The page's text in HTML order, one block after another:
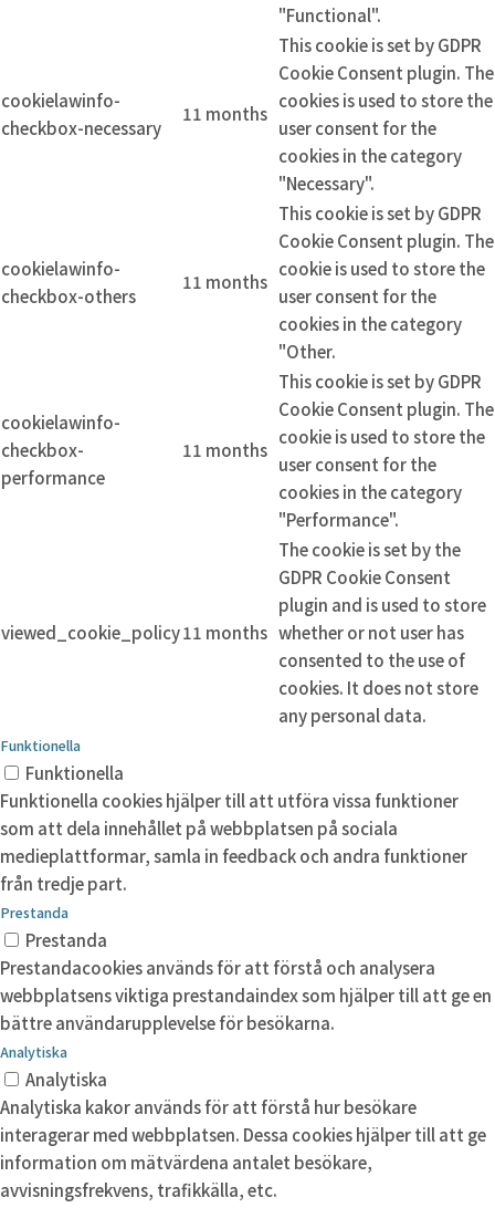
"Functional".
cookielawinfo-
checkbox-necessary
11 months
This cookie is set by GDPR
Cookie Consent plugin. The
cookies is used to store the
user consent for the
cookies in the category
"Necessary".
cookielawinfo-
checkbox-others
11 months
This cookie is set by GDPR
Cookie Consent plugin. The
cookie is used to store the
user consent for the
cookies in the category
"Other.
cookielawinfo-
checkbox-
performance
11 months
This cookie is set by GDPR
Cookie Consent plugin. The
cookie is used to store the
user consent for the
cookies in the category
"Performance".
viewed_cookie_policy11 months
The cookie is set by the
GDPR Cookie Consent
plugin and is used to store
whether or not user has
consented to the use of
cookies. It does not store
any personal data.
Funktionella
Funktionella
Funktionella cookies hjälper till att utföra vissa funktioner
som att dela innehållet på webbplatsen på sociala
medieplattformar, samla in feedback och andra funktioner
från tredje part.
Prestanda
Prestanda
Prestandacookies används för att förstå och analysera
webbplatsens viktiga prestandaindex som hjälper till att ge en
bättre användarupplevelse för besökarna.
Analytiska
Analytiska
Analytiska kakor används för att förstå hur besökare
interagerar med webbplatsen. Dessa cookies hjälper till att ge
information om mätvärdena antalet besökare,
avvisningsfrekvens, trafikkälla, etc.